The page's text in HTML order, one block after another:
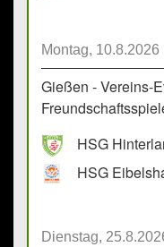
Montag, 10.8.2026
Gießen - Vereins-
HSG
Dienstag,